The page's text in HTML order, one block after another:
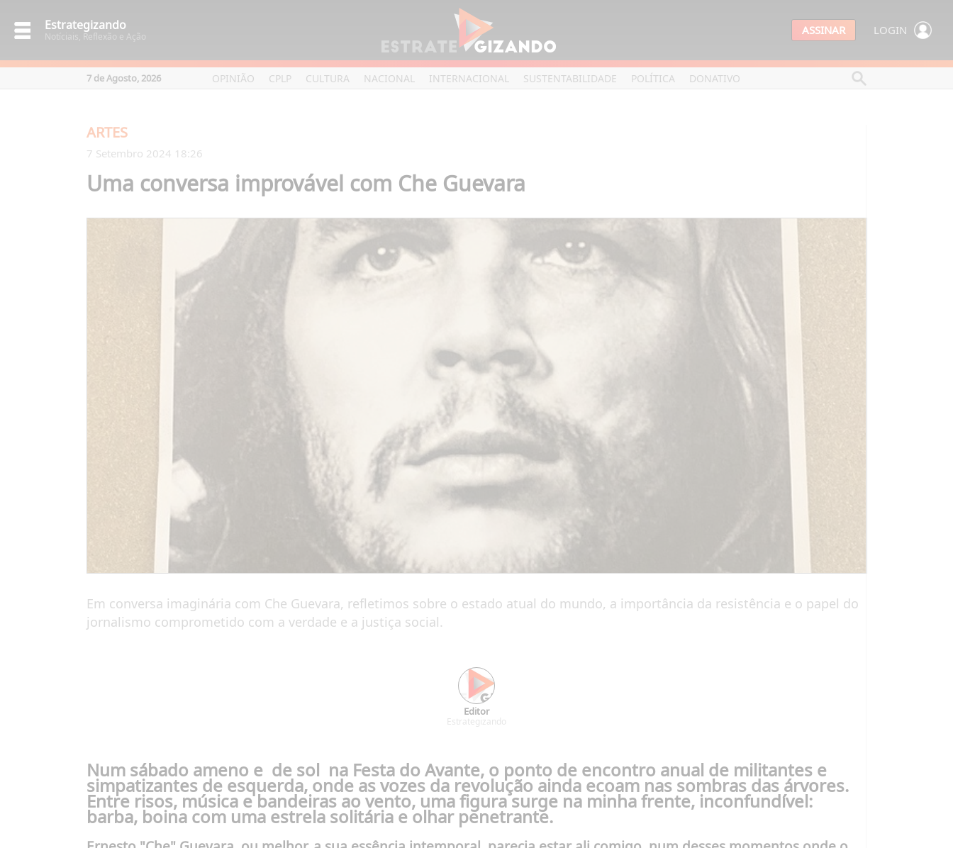
Estrategizando
Notíciais, Reflexão e Ação ASSINAR LOGIN
7 de Agosto, 2026 OPINIÃO CPLP CULTURA NACIONAL INTERNACIONAL SUSTENTABILIDADE POLÍTICA DONATIVO
ARTES
7 Setembro 2024 18:26
Uma conversa improvável com Che Guevara
Em conversa imaginária com Che Guevara, refletimos sobre o estado atual do mundo, a importância da resistência e o papel do
jornalismo comprometido com a verdade e a justiça social.
Editor
Estrategizando
Num sábado ameno e de sol na Festa do Avante, o ponto de encontro anual de militantes e
simpatizantes de esquerda, onde as vozes da revolução ainda ecoam nas sombras das árvores.
Entre risos, música e bandeiras ao vento, uma figura surge na minha frente, inconfundível:
barba, boina com uma estrela solitária e olhar penetrante.